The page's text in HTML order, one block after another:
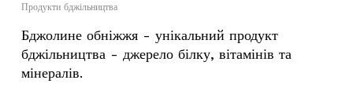
Продукти бджільництва
Бджолине обніжжя - унікальний продукт
бджільництва - джерело білку, вітамінів та
мінералів.